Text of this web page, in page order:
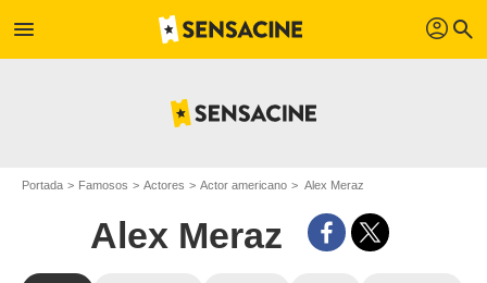
menu profil search
Portada Famosos Actores Actor americano Alex Meraz
Alex Meraz